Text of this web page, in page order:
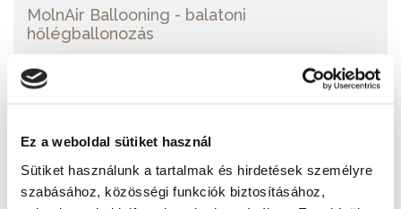
Ez a weboldal sütiket használ
Sütiket használunk a tartalmak és hirdetések személyre
szabásához, közösségi funkciók biztosításához,
MolnAir Ballooning - balatoni
hőlégballonozás